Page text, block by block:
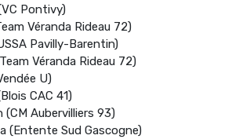
Pontivy)
Véranda Rideau 72)
Pavilly-Barentin)
Véranda Rideau 72)
U)
CAC 41)
Aubervilliers 93)
(Entente Sud Gascogne)